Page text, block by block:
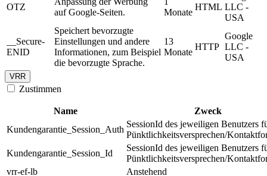
OTZ
auf Google-Seiten.
Monate
HTML LLC -
USA
__Secure-
ENID
Speichert bevorzugte
Einstellungen und andere
Informationen, zum Beispiel
die bevorzugte Sprache.
13
Monate
HTTP
Google
LLC -
USA
VRR
Zustimmen
Name
Zweck
Kundengarantie_Session_Auth
SessionId des jeweiligen Benutzers
Pünktlichkeitsversprechen/
Kundengarantie_Session_Id
SessionId des jeweiligen Benutzers
Pünktlichkeitsversprechen/
vrr-ef-lb
Anstehend